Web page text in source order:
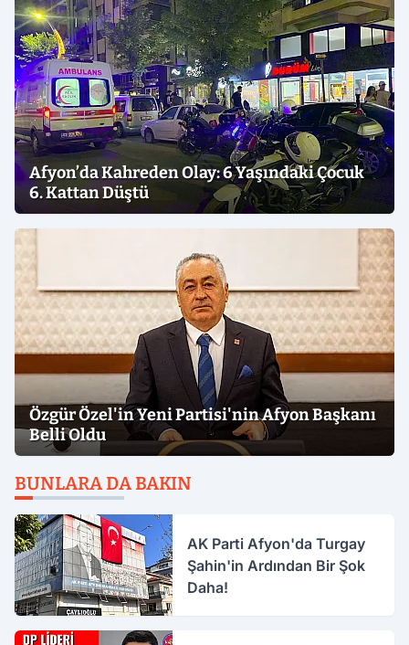
Afyon’da Kahreden Olay: 6 Yaşındaki Çocuk
6. Kattan Düştü
Özgür Özel'in Yeni Partisi'nin Afyon Başkanı
Belli Oldu
BUNLARA DA BAKIN
AK Parti Afyon'da Turgay
Şahin'in Ardından Bir Şok
Daha!